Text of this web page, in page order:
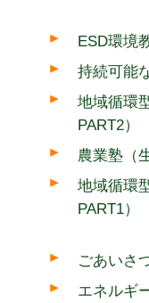
ESD環境
持続可能
地域循環
PART2）
農業塾（
地域循環
PART1）
ごあいさ
エネルギ